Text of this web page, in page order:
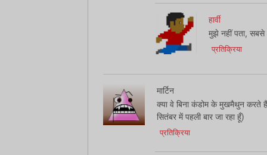
हार्वी
मुझे नहीं पता, सबसे
प्रतिक्रिया
मार्टिन
क्या वे बिना कंडोम के मुखमैथुन करते
सितंबर में पहली बार जा रहा हूँ)
प्रतिक्रिया